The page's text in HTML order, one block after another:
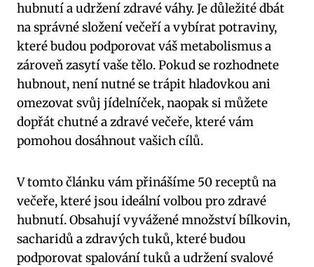
hubnutí a udržení zdravé váhy. Je důležité dbát
na správné složení večeří a vybírat potraviny,
které budou podporovat váš metabolismus a
zároveň zasytí vaše tělo. Pokud se rozhodnete
hubnout, není nutné se trápit hladovkou ani
omezovat svůj jídelníček, naopak si můžete
dopřát chutné a zdravé večeře, které vám
pomohou dosáhnout vašich cílů.
V tomto článku vám přinášíme 50 receptů na
večeře, které jsou ideální volbou pro zdravé
hubnutí. Obsahují vyvážené množství bílkovin,
sacharidů a zdravých tuků, které budou
podporovat spalování tuků a udržení svalové